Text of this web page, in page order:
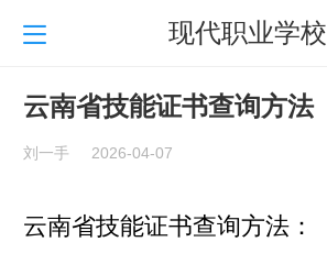
现代职业学校
云南省技能证书查询方法
刘一手 2026-04-07
云南省技能证书查询方法：